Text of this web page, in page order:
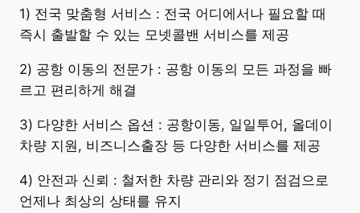
​1) 전국 맞춤형 서비스 : 전국 어디에서나 필요할 때
즉시 출발할 수 있는 모넷콜밴 서비스를 제공
2) 공항 이동의 전문가 : 공항 이동의 모든 과정을 빠
르고 편리하게 해결
3) 다양한 서비스 옵션 : 공항이동, 일일투어, 올데이
차량 지원, 비즈니스출장 등 다양한 서비스를 제공
4) 안전과 신뢰 : 철저한 차량 관리와 정기 점검으로
언제나 최상의 상태를 유지